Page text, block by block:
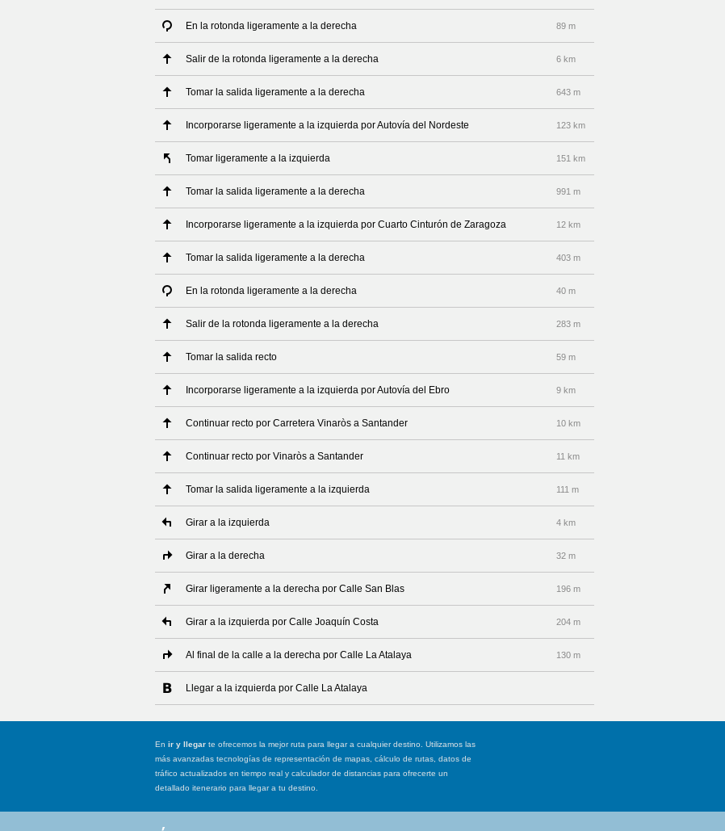
En la rotonda ligeramente a la derecha 89 m
Salir de la rotonda ligeramente a la derecha 6 km
Tomar la salida ligeramente a la derecha 643 m
Incorporarse ligeramente a la izquierda por Autovía del Nordeste 123 km
Tomar ligeramente a la izquierda 151 km
Tomar la salida ligeramente a la derecha 991 m
Incorporarse ligeramente a la izquierda por Cuarto Cinturón de Zaragoza 12 km
Tomar la salida ligeramente a la derecha 403 m
En la rotonda ligeramente a la derecha 40 m
Salir de la rotonda ligeramente a la derecha 283 m
Tomar la salida recto 59 m
Incorporarse ligeramente a la izquierda por Autovía del Ebro 9 km
Continuar recto por Carretera Vinaròs a Santander 10 km
Continuar recto por Vinaròs a Santander 11 km
Tomar la salida ligeramente a la izquierda 111 m
Girar a la izquierda 4 km
Girar a la derecha 32 m
Girar ligeramente a la derecha por Calle San Blas 196 m
Girar a la izquierda por Calle Joaquín Costa 204 m
Al final de la calle a la derecha por Calle La Atalaya 130 m
Llegar a la izquierda por Calle La Atalaya
En ir y llegar te ofrecemos la mejor ruta para llegar a cualquier destino. Utilizamos las
más avanzadas tecnologías de representación de mapas, cálculo de rutas, datos de
tráfico actualizados en tiempo real y calculador de distancias para ofrecerte un
detallado itenerario para llegar a tu destino.